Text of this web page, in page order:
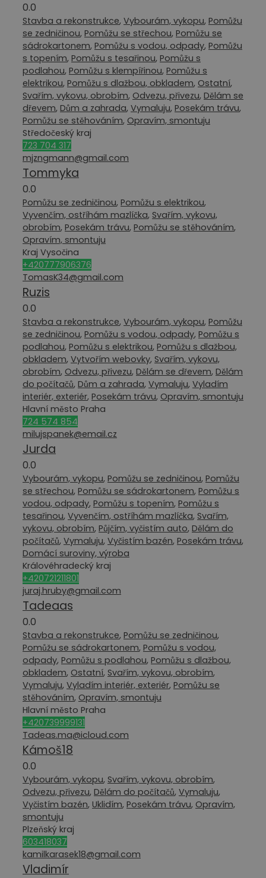
0.0
Stavba a rekonstrukce, Vybourám, vykopu, Pomůžu
se zedničinou, Pomůžu se střechou, Pomůžu se
sádrokartonem, Pomůžu s vodou, odpady, Pomůžu
s topením, Pomůžu s tesařinou, Pomůžu s
podlahou, Pomůžu s klempířinou, Pomůžu s
elektrikou, Pomůžu s dlažbou, obkladem, Ostatní,
Svařím, vykovu, obrobím, Odvezu, přivezu, Dělám se
dřevem, Dům a zahrada, Vymaluju, Posekám trávu,
Pomůžu se stěhováním, Opravím, smontuju
Středočeský kraj
723 704 317
mjzngmann@gmail.com
Tommyka
0.0
Pomůžu se zedničinou, Pomůžu s elektrikou,
Vyvenčím, ostříhám mazlíčka, Svařím, vykovu,
obrobím, Posekám trávu, Pomůžu se stěhováním,
Opravím, smontuju
Kraj Vysočina
+420777906376
TomasK34@gmail.com
Ruzis
0.0
Stavba a rekonstrukce, Vybourám, vykopu, Pomůžu
se zedničinou, Pomůžu s vodou, odpady, Pomůžu s
podlahou, Pomůžu s elektrikou, Pomůžu s dlažbou,
obkladem, Vytvořím webovky, Svařím, vykovu,
obrobím, Odvezu, přivezu, Dělám se dřevem, Dělám
do počítačů, Dům a zahrada, Vymaluju, Vyladím
interiér, exteriér, Posekám trávu, Opravím, smontuju
Hlavní město Praha
724 574 854
milujspanek@email.cz
Jurda
0.0
Vybourám, vykopu, Pomůžu se zedničinou, Pomůžu
se střechou, Pomůžu se sádrokartonem, Pomůžu s
vodou, odpady, Pomůžu s topením, Pomůžu s
tesařinou, Vyvenčím, ostříhám mazlíčka, Svařím,
vykovu, obrobím, Půjčím, vyčistím auto, Dělám do
počítačů, Vymaluju, Vyčistím bazén, Posekám trávu,
Domácí suroviny, výroba
Královéhradecký kraj
+420721211801
juraj.hruby@gmail.com
Tadeaas
0.0
Stavba a rekonstrukce, Pomůžu se zedničinou,
Pomůžu se sádrokartonem, Pomůžu s vodou,
odpady, Pomůžu s podlahou, Pomůžu s dlažbou,
obkladem, Ostatní, Svařím, vykovu, obrobím,
Vymaluju, Vyladím interiér, exteriér, Pomůžu se
stěhováním, Opravím, smontuju
Hlavní město Praha
+420739999131
Tadeas.ma@icloud.com
Kámoš18
0.0
Vybourám, vykopu, Svařím, vykovu, obrobím,
Odvezu, přivezu, Dělám do počítačů, Vymaluju,
Vyčistím bazén, Uklidím, Posekám trávu, Opravím,
smontuju
Plzeňský kraj
603418037
kamilkarasek18@gmail.com
Vladimír